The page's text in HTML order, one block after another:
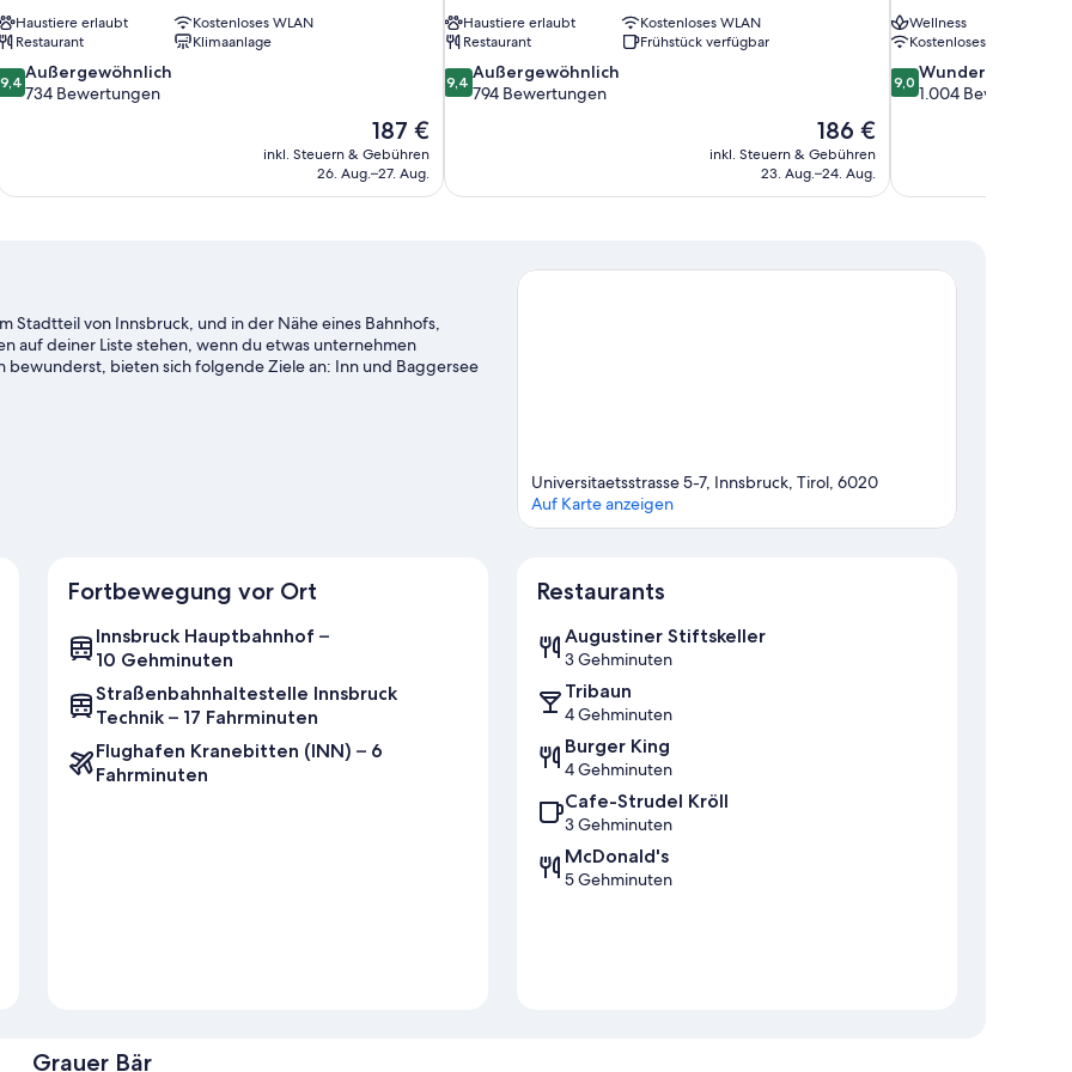
Haustiere erlaubt
Kostenloses WLAN
Restaurant
Klimaanlage
9,4 Außergewöhnlich
734 Bewertungen
Der
Preis
beträgt
187 €
inkl. Steuern & Gebühren
26. Aug.–27. Aug.
Haustiere erlaubt
Kostenloses WLAN
Restaurant
Frühstück verfügbar
9.4
von
Bewertungen
9,4 Außergewöhnlich
794 Bewertungen
Der
Preis
beträgt
186 €
inkl. Steuern & Gebühren
23. Aug.–24. Aug.
Wellness
Kostenloses WLAN
9.0
von
Bewertungen
9,0 Wunderbar
1.004 Bewertungen
von Innsbruck, und in der Nähe eines Bahnhofs,
auf deiner Liste stehen, wenn du etwas unternehmen
bieten sich folgende Ziele an: Inn und Baggersee
Alpenzoo und Botanischer Garten der Universität
Universitaetsstrasse 5-7, Innsbruck, Tirol, 6020
Auf Karte anzeigen
Fortbewegung vor Ort
Innsbruck Hauptbahnhof –
10 Gehminuten
Straßenbahnhaltestelle Innsbruck
Technik – 17 Fahrminuten
Flughafen Kranebitten (INN) – 6
Fahrminuten
Restaurants
Augustiner Stiftskeller
3 Gehminuten
Tribaun
4 Gehminuten
Burger King
4 Gehminuten
Cafe-Strudel Kröll
3 Gehminuten
McDonald's
5 Gehminuten
Grauer Bär